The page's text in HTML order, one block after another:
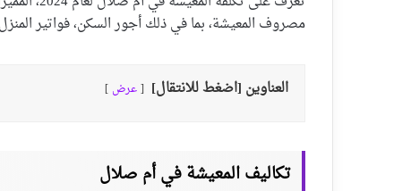
مصروف المعيشة، بما في ذلك أجور السكن، فواتير
العناوين [اضغط للانتقال] عرض
تكاليف المعيشة في أم صلال